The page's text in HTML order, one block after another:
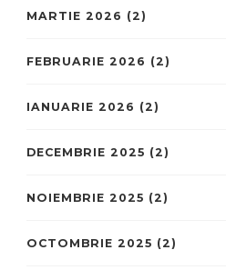
MARTIE 2026 (2)
FEBRUARIE 2026 (2)
IANUARIE 2026 (2)
DECEMBRIE 2025 (2)
NOIEMBRIE 2025 (2)
OCTOMBRIE 2025 (2)